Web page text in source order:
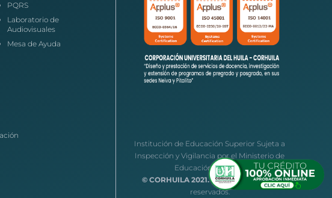
PQRS
Laboratorio de
Audiovisuales
Mesa de Ayuda
Institución de Educación Superior Sujeta a
Inspección y Vigilancia por el Ministerio de
Educación Nacional
© CORHUILA 2021.Todos los derechos
reservados.